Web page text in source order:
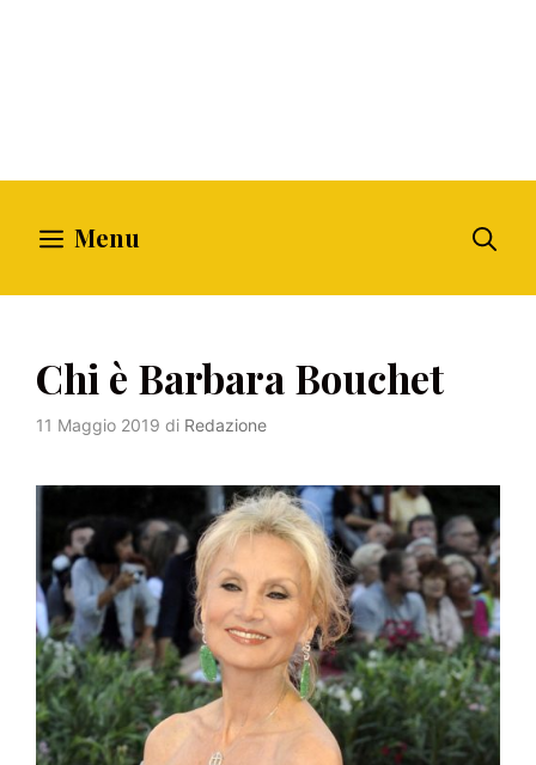
Menu
Chi è Barbara Bouchet
11 Maggio 2019 di Redazione